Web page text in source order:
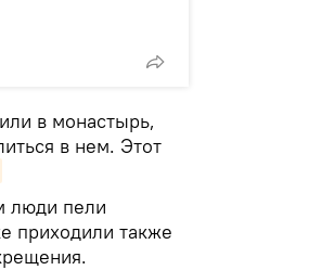
в монастырь,
в нем. Этот
люди пели
приходили также